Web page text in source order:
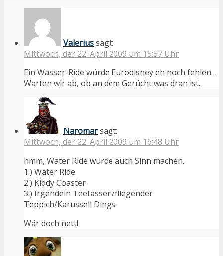
Valeriussagt:
Mittwoch, der 22. April 2009 um 15:57 Uhr
Ein Wasser-Ride würde Eurodisney eh noch fehlen…
Warten wir ab, ob an dem Gerücht was dran ist.
Naromarsagt:
Mittwoch, der 22. April 2009 um 16:48 Uhr
hmm, Water Ride würde auch Sinn machen.
1.) Water Ride
2.) Kiddy Coaster
3.) Irgendein Teetassen/fliegender
Teppich/Karussell Dings.
Wär doch nett!